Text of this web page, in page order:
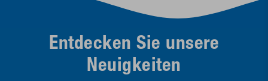
Entdecken Sie unsere
Neuigkeiten